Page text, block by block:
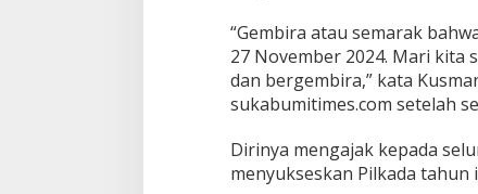
a
d
a
n
W
k
i
l
“Gembira atau semarak
27 November 2024. Mari kita
dan bergembira,” kata
sukabumitimes.com setelah
Dirinya mengajak kepada
menyukseskan Pilkada tahun